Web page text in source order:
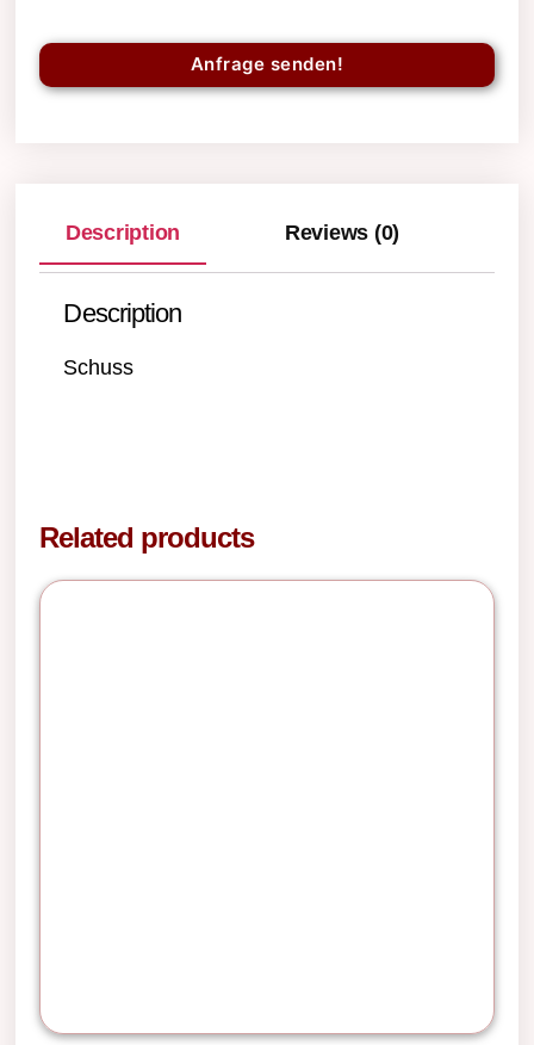
Anfrage senden!
Description Reviews (0)
Description
Schuss
Related products